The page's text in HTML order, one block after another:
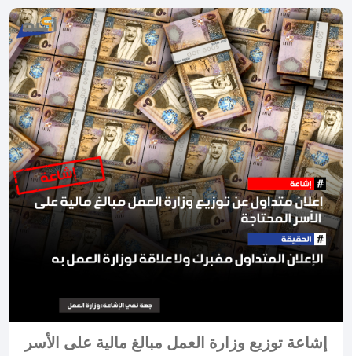
إشاعة توزيع وزارة العمل مبالغ مالية على الأسر